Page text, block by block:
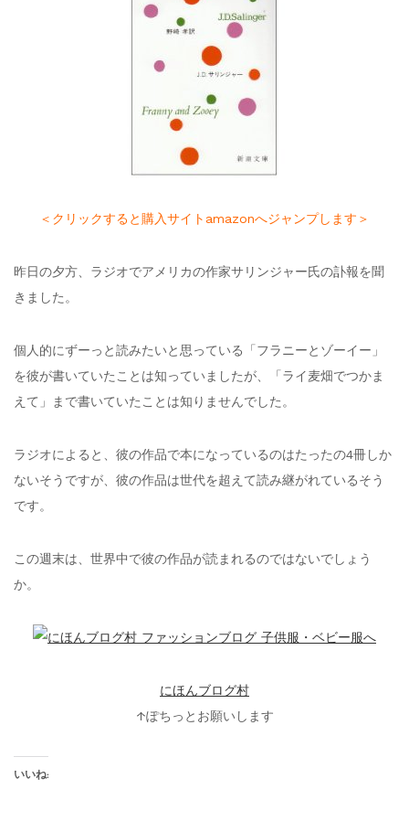
＜クリックすると購入サイトamazonへジャンプします＞
昨日の夕方、ラジオでアメリカの作家サリンジャー氏の訃報を聞
きました。
個人的にずーっと読みたいと思っている「フラニーとゾーイー」
を彼が書いていたことは知っていましたが、「ライ麦畑でつかま
えて」まで書いていたことは知りませんでした。
ラジオによると、彼の作品で本になっているのはたったの4冊しか
ないそうですが、彼の作品は世代を超えて読み継がれているそう
です。
この週末は、世界中で彼の作品が読まれるのではないでしょう
か。
にほんブログ村
↑ぽちっとお願いします
いいね: